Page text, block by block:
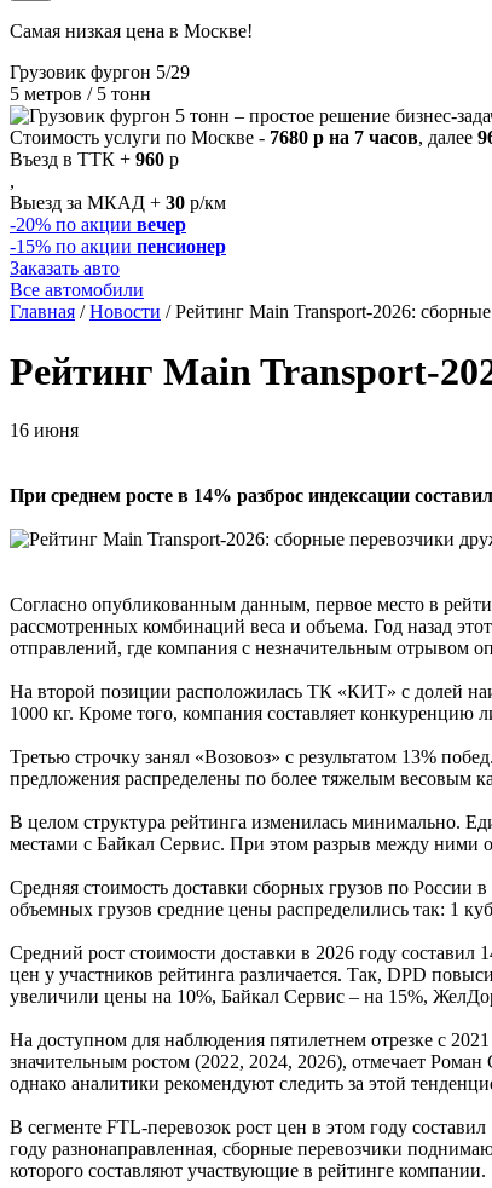
Самая низкая цена в Москве!
Грузовик фургон 5/29
5 метров / 5 тонн
Стоимость услуги по Москве - 7680 р на 7 часов, далее
Въезд в ТТК + 960 р
,
Выезд за МКАД + 30 р/км
-20% по акции вечер
-15% по акции пенсионер
Заказать авто
Все автомобили
Главная /Новости /Рейтинг Main Transport-2026:
Рейтинг Main Transport-
16 июня
При среднем росте в 14% разброс индексации
Согласно опубликованным данным, первое место в
рассмотренных комбинаций веса и объема. Год назад
отправлений, где компания с незначительным отрывом
На второй позиции расположилась ТК «КИТ» с долей
1000 кг. Кроме того, компания составляет конкуренцию
Третью строчку занял «Возовоз» с результатом 13%
предложения распределены по более тяжелым весовым
В целом структура рейтинга изменилась минимально.
местами с Байкал Сервис. При этом разрыв между ними
Средняя стоимость доставки сборных грузов по России
объемных грузов средние цены распределились так: 1
Средний рост стоимости доставки в 2026 году составил
цен у участников рейтинга различается. Так, DPD
увеличили цены на 10%, Байкал Сервис – на 15%,
На доступном для наблюдения пятилетнем отрезке с
значительным ростом (2022, 2024, 2026), отмечает
однако аналитики рекомендуют следить за этой
В сегменте FTL-перевозок рост цен в этом году
году разнонаправленная, сборные перевозчики
которого составляют участвующие в рейтинге компании.